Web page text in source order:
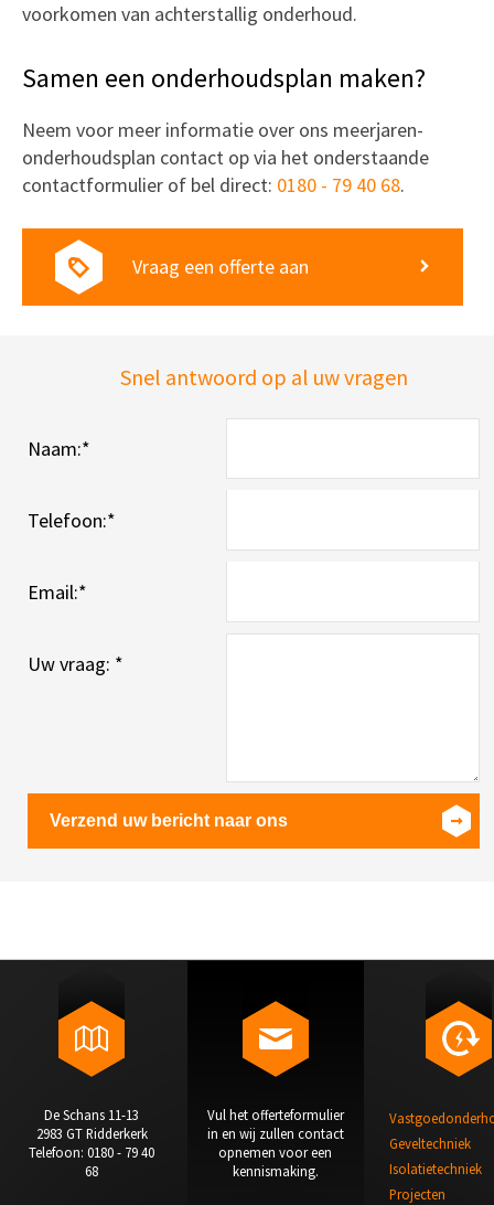
voorkomen van achterstallig onderhoud.
Samen een onderhoudsplan maken?
Neem voor meer informatie over ons meerjaren-
onderhoudsplan contact op via het onderstaande
contactformulier of bel direct: 0180 - 79 40 68.
Vraag een offerte aan
Snel antwoord op al uw vragen
Naam:*
Telefoon:*
Email:*
Uw vraag: *
Verzend uw bericht naar ons
De Schans 11-13
2983 GT Ridderkerk
Telefoon: 0180 - 79 40
68
Vul het offerteformulier
in en wij zullen contact
opnemen voor een
kennismaking.
Geveltechniek
Isolatietechniek
Projecten